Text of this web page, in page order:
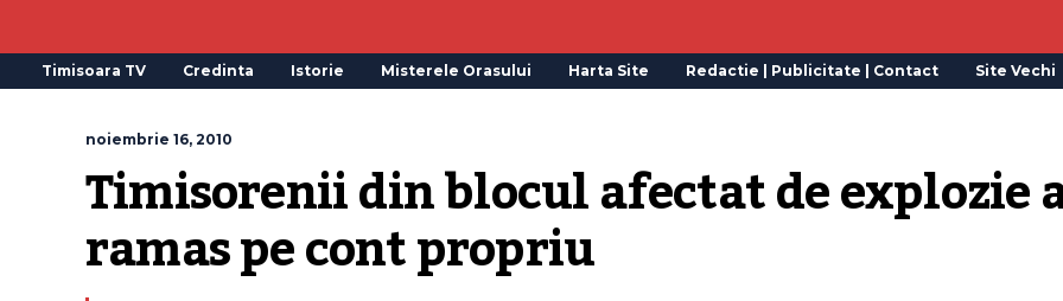
Timisoara TV Credinta Istorie Misterele Orasului Harta Site Redactie | Publicitate | Contact Site Vechi
noiembrie 16, 2010
Timisorenii din blocul afectat de explozie
ramas pe cont propriu